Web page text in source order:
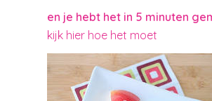
en je hebt het in 5 minuten
kijk hier hoe het moet